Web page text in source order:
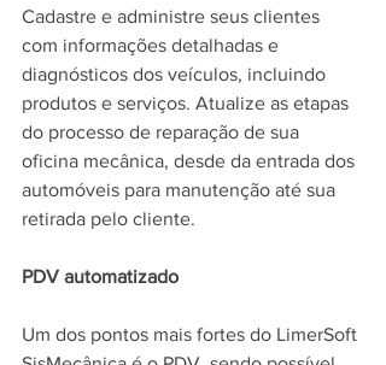
Cadastre e administre seus clientes
com informações detalhadas e
diagnósticos dos veículos, incluindo
produtos e serviços. Atualize as etapas
do processo de reparação de sua
oficina mecânica, desde da entrada dos
automóveis para manutenção até sua
retirada pelo cliente.
PDV automatizado
Um dos pontos mais fortes do LimerSoft